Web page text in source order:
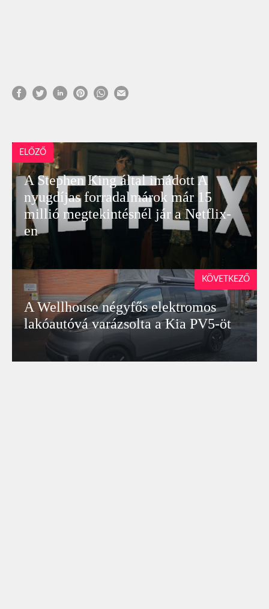
ELŐZŐ
A Stephen King által imádott A
nyugdíjas forradalmárok már 15
millió megtekintésnél jár a Netflix-
en
A Wellhouse négyfős elektromos
lakóautóvá varázsolta a Kia PV5-öt
KÖVETKEZŐ